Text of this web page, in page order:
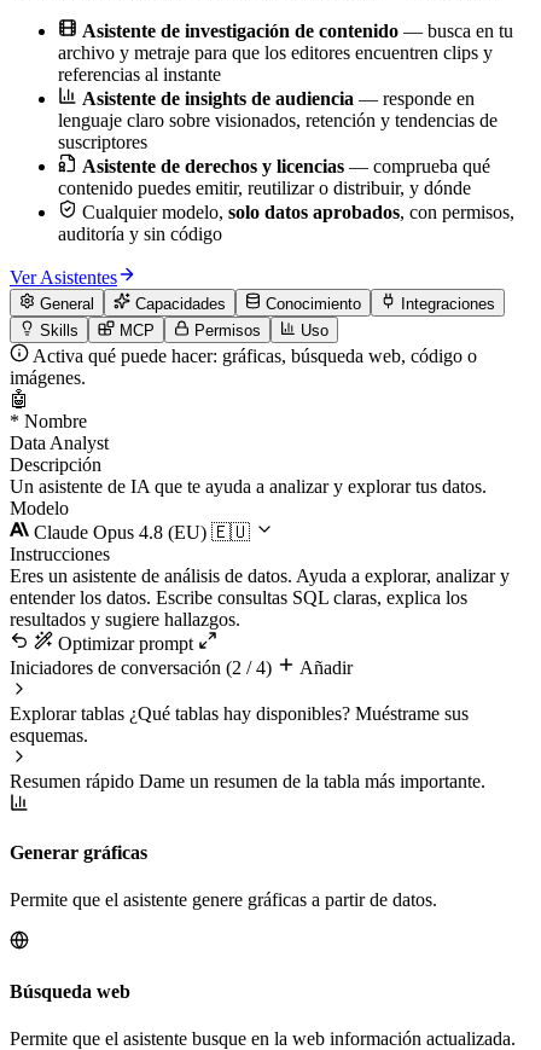
Asistente de investigación de contenido — busca en tu
archivo y metraje para que los editores encuentren clips y
referencias al instante
Asistente de insights de audiencia — responde en
lenguaje claro sobre visionados, retención y tendencias de
suscriptores
Asistente de derechos y licencias — comprueba qué
contenido puedes emitir, reutilizar o distribuir, y dónde
Cualquier modelo, solo datos aprobados, con permisos,
auditoría y sin código
Ver Asistentes
General Capacidades Conocimiento
Integraciones
Skills
MCP Permisos Uso
Activa qué puede hacer: gráficas, búsqueda web, código o
imágenes.
🤖
* Nombre
Data Analyst
Descripción
Un asistente de IA que te ayuda a analizar y explorar tus datos.
Modelo
Claude Opus 4.8 (EU) 🇪🇺
Instrucciones
Eres un asistente de análisis de datos. Ayuda a explorar, analizar y
entender los datos. Escribe consultas SQL claras, explica los
resultados y sugiere hallazgos.
Optimizar prompt
Iniciadores de conversación (2 / 4) Añadir
Explorar tablas ¿Qué tablas hay disponibles? Muéstrame sus
esquemas.
Resumen rápido Dame un resumen de la tabla más importante.
Generar gráficas
Permite que el asistente genere gráficas a partir de datos.
Búsqueda web
Permite que el asistente busque en la web información actualizada.